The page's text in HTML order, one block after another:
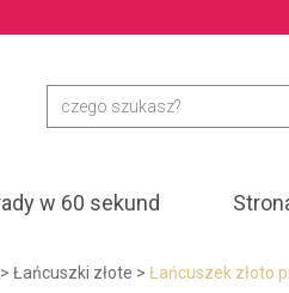
w 60 sekund
> Łańcuszki złote > Łańcuszek złoto